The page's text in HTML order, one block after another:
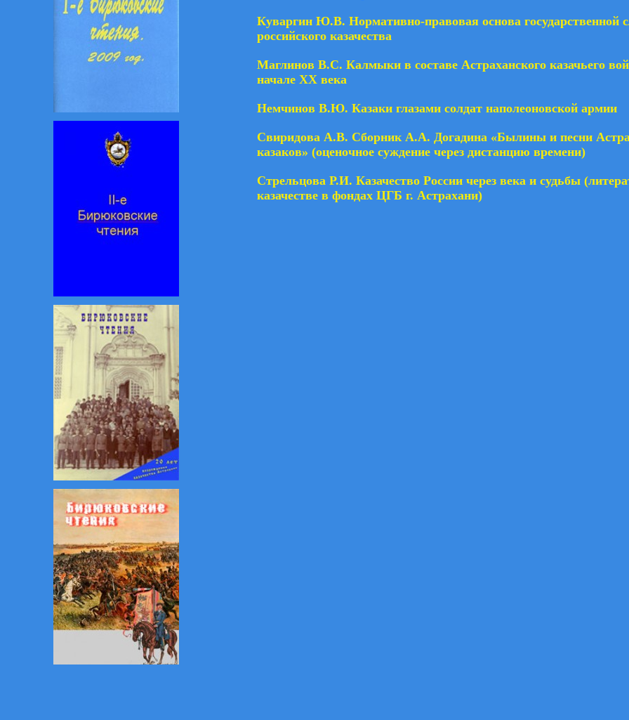
Куваргин Ю.В. Нормативно-правовая основа государственной
российского казачества
Маглинов В.С. Калмыки в составе Астраханского казачьего
начале ХХ века
Немчинов В.Ю. Казаки глазами солдат наполеоновской армии
Свиридова А.В. Сборник А.А. Догадина «Былины и песни
казаков» (оценочное суждение через дистанцию времени)
Стрельцова Р.И. Казачество России через века и судьбы
казачестве в фондах ЦГБ г. Астрахани)